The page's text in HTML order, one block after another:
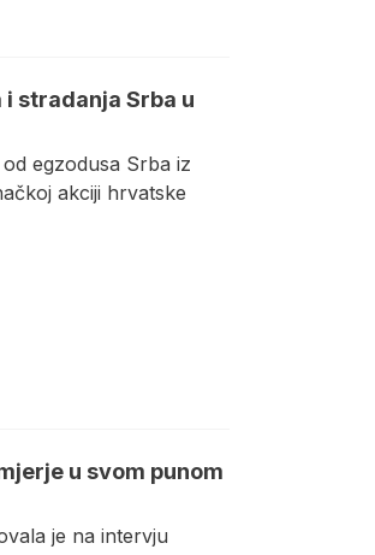
i stradanja Srba u
egzodusa Srba iz
akciji hrvatske
u svom punom
je na intervju